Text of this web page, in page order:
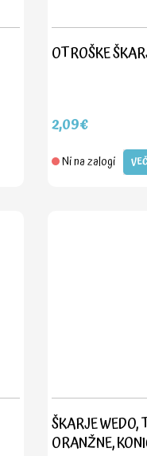
OTROŠKE
2,09€
Ni na zalogi VEČ
ŠKARJE WEDO,
ORANŽNE,